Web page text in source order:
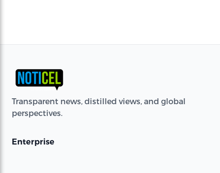
Transparent news, distilled views, and global
perspectives.
Enterprise